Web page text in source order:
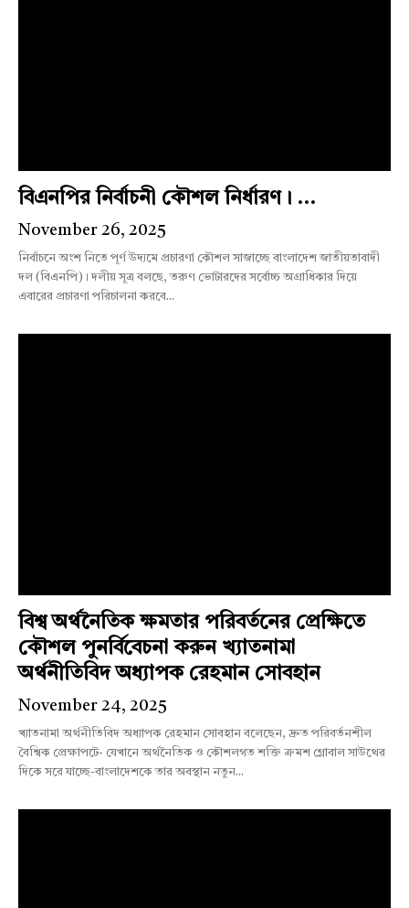
বিএনপির নির্বাচনী কৌশল নির্ধারণ। ...
November 26, 2025
নির্বাচনে অংশ নিতে পূর্ণ উদ্যমে প্রচারণা কৌশল সাজাচ্ছে বাংলাদেশ জাতীয়তাবাদী
দল (বিএনপি)। দলীয় সূত্র বলছে, তরুণ ভোটারদের সর্বোচ্চ অগ্রাধিকার দিয়ে
এবারের প্রচারণা পরিচালনা করবে...
বিশ্ব অর্থনৈতিক ক্ষমতার পরিবর্তনের প্রেক্ষিতে
কৌশল পুনর্বিবেচনা করুন খ্যাতনামা
অর্থনীতিবিদ অধ্যাপক রেহমান সোবহান
November 24, 2025
খ্যাতনামা অর্থনীতিবিদ অধ্যাপক রেহমান সোবহান বলেছেন, দ্রুত পরিবর্তনশীল
বৈশ্বিক প্রেক্ষাপটে- যেখানে অর্থনৈতিক ও কৌশলগত শক্তি ক্রমশ গ্লোবাল সাউথের
দিকে সরে যাচ্ছে-বাংলাদেশকে তার অবস্থান নতুন...